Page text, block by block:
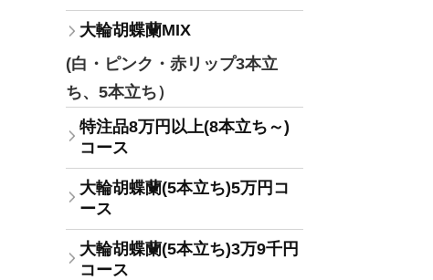
大輪胡蝶蘭MIX
(白・ピンク・赤リップ3本立
ち、5本立ち）
特注品8万円以上(8本立ち～)
コース
大輪胡蝶蘭(5本立ち)5万円コ
ース
大輪胡蝶蘭(5本立ち)3万9千円
コース